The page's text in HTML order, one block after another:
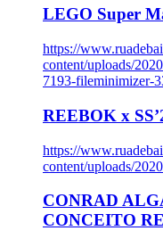
LEGO Super
https://
content/uploads/
7193-fileminimizer-
REEBOK x
https://
content/uploads/
CONRAD
CONCEITO